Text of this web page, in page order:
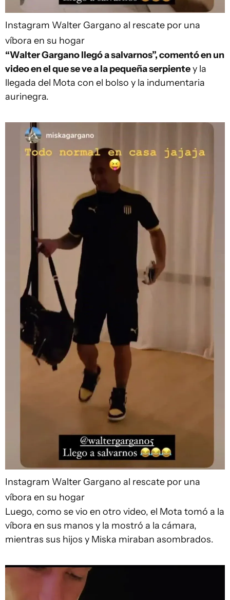
Instagram Walter Gargano al rescate por una
víbora en su hogar
“Walter Gargano llegó a salvarnos”, comentó en un
video en el que se ve a la pequeña serpientey la
llegada del Mota con el bolso y la indumentaria
aurinegra.
Instagram Walter Gargano al rescate por una
víbora en su hogar
Luego, como se vio en otro video, el Mota tomó a la
víbora en sus manos y la mostró a la cámara,
mientras sus hijos y Miska miraban asombrados.